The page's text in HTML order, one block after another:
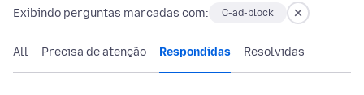
Exibindo perguntas marcadas com: C-ad-block
All Precisa de atenção Respondidas Resolvidas